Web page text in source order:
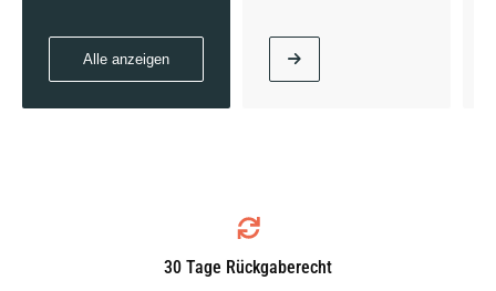
Alle anzeigen
30 Tage Rückgaberecht